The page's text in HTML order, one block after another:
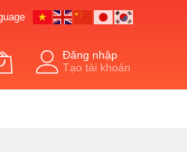
Đăng nhập
Tạo tài khoản